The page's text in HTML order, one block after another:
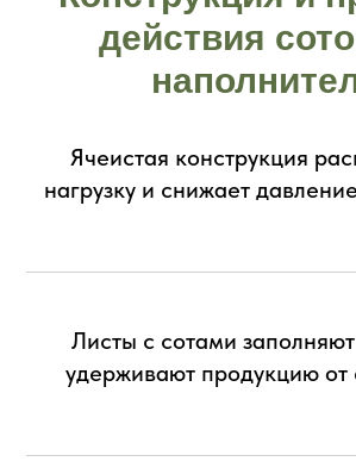
действия
Ячеистая конструкция
нагрузку и снижает
Листы с сотами
удерживают продукцию